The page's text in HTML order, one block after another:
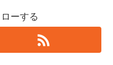
ーする